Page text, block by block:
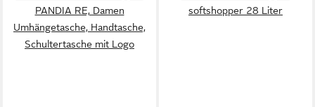
PANDIA RE, Damen
Umhängetasche, Handtasche,
Schultertasche mit Logo
softshopper 28 Liter